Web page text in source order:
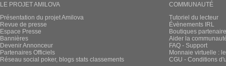
LE PROJET AMILOVA
Présentation du projet Amilova
Revue de presse
Espace Presse
Bannières
Devenir Annonceur
Partenaires Officiels
Réseau social poker, blogs stats classements
COMMUNAUTÉ
Tutoriel du lecteur
Évènements IRL
Boutiques
Aider la
FAQ - Support
Monnaie virtuelle :
CGU - Conditions